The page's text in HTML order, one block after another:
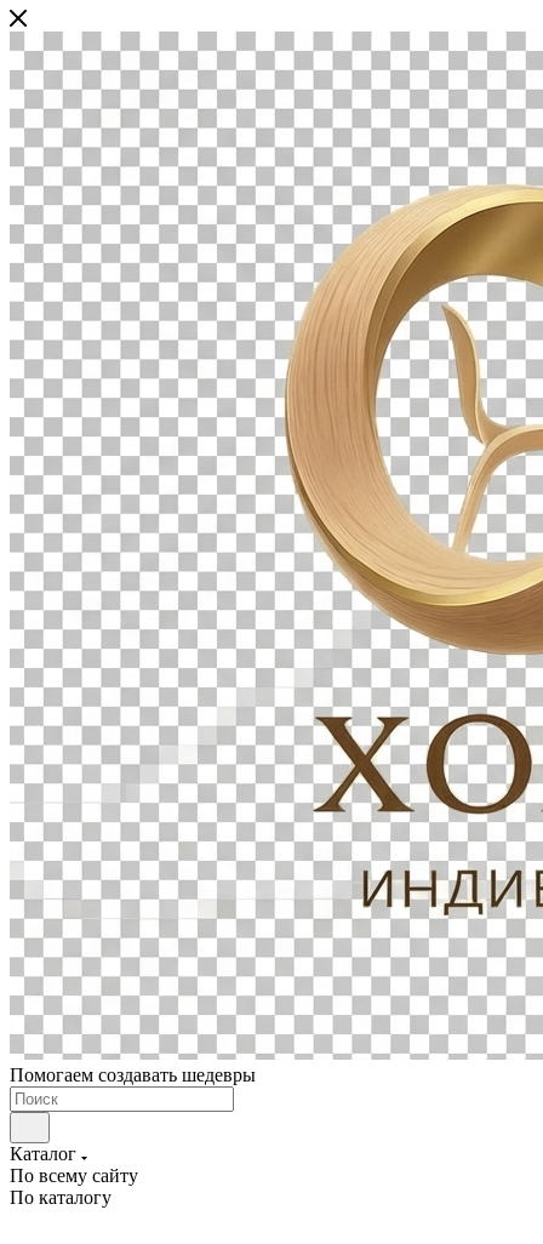
Помогаем создавать шедевры
Каталог
По всему сайту
По каталогу